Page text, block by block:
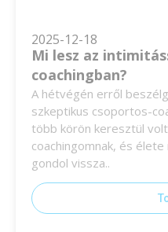
2025-12-18
Mi lesz az
coachingban?
A hétvégén erről
szkeptikus csoportos-
több körön keresztül
coachingomnak, és
gondol vissza..